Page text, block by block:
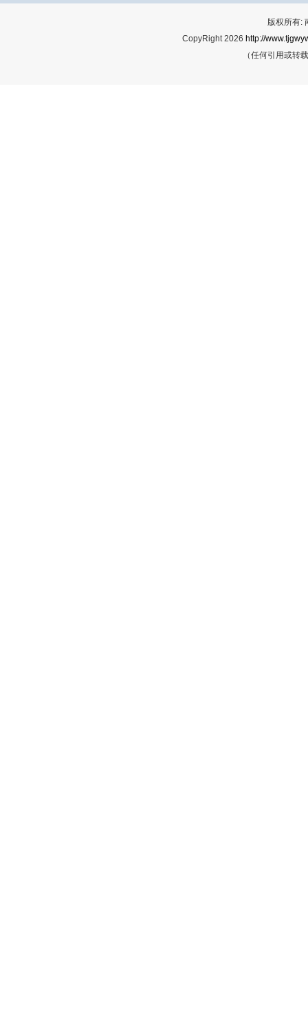
版权所有:
CopyRight 2026 http://
（任何引用或转